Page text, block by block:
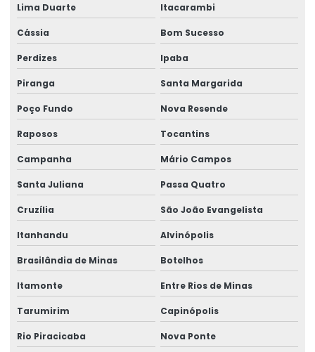
Rótulos Personalizados
Rótulos Personalizados Para Negócios
Rótulos Termo Adesivos Para Comércio
Lima Duarte Itacarambi
Cássia Bom Sucesso
Perdizes Ipaba
Piranga Santa Margarida
Poço Fundo Nova Resende
Raposos Tocantins
Campanha Mário Campos
Santa Juliana Passa Quatro
Cruzília São João Evangelista
Itanhandu Alvinópolis
Brasilândia de Minas Botelhos
Itamonte Entre Rios de Minas
Tarumirim Capinópolis
Rio Piracicaba Nova Ponte